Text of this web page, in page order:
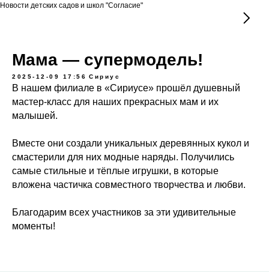
Новости детских садов и школ "Согласие"
Мама — супермодель!
2025-12-09 17:56 Сириус
В нашем филиале в «Сириусе» прошёл душевный
мастер-класс для наших прекрасных мам и их
малышей.
Вместе они создали уникальных деревянных кукол и
смастерили для них модные наряды. Получились
самые стильные и тёплые игрушки, в которые
вложена частичка совместного творчества и любви.
Благодарим всех участников за эти удивительные
моменты!